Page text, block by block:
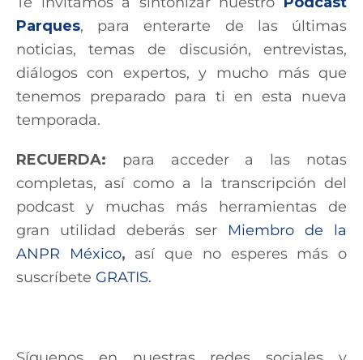
Parques, para enterarte de las últimas
noticias, temas de discusión, entrevistas,
diálogos con expertos, y mucho más que
tenemos preparado para ti en esta nueva
temporada.
RECUERDA: para acceder a las notas
completas, así como a la transcripción del
podcast y muchas más herramientas de
gran utilidad deberás ser Miembro de la
ANPR México, así que no esperes más o
suscríbete GRATIS.